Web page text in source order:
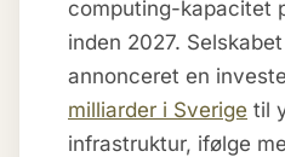
computing-kapacitet
inden 2027.
annonceret en
milliarder i Sverige til
infrastruktur, ifølge